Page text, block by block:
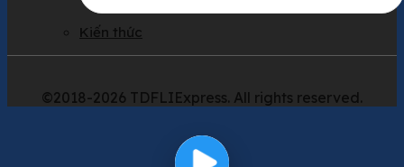
Kiến thức
©2018-2026 TDFLIExpress. All rights reserved.